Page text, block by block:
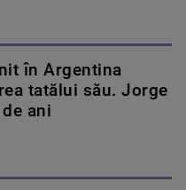
în Argentina
tatălui său. Jorge
ani